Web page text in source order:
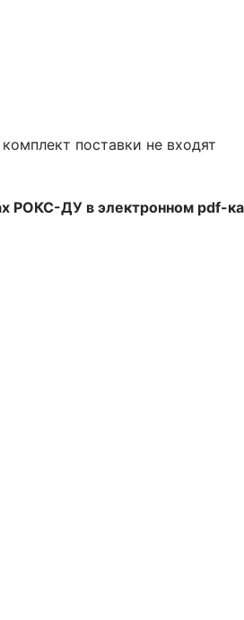
поставки не входят
РОКС-ДУ в электронном pdf-